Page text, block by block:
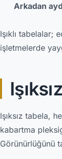
Arkadan
Işıklı tabelalar;
işletmelerde
Işıksız tabela,
kabartma
Görünürlüğünü